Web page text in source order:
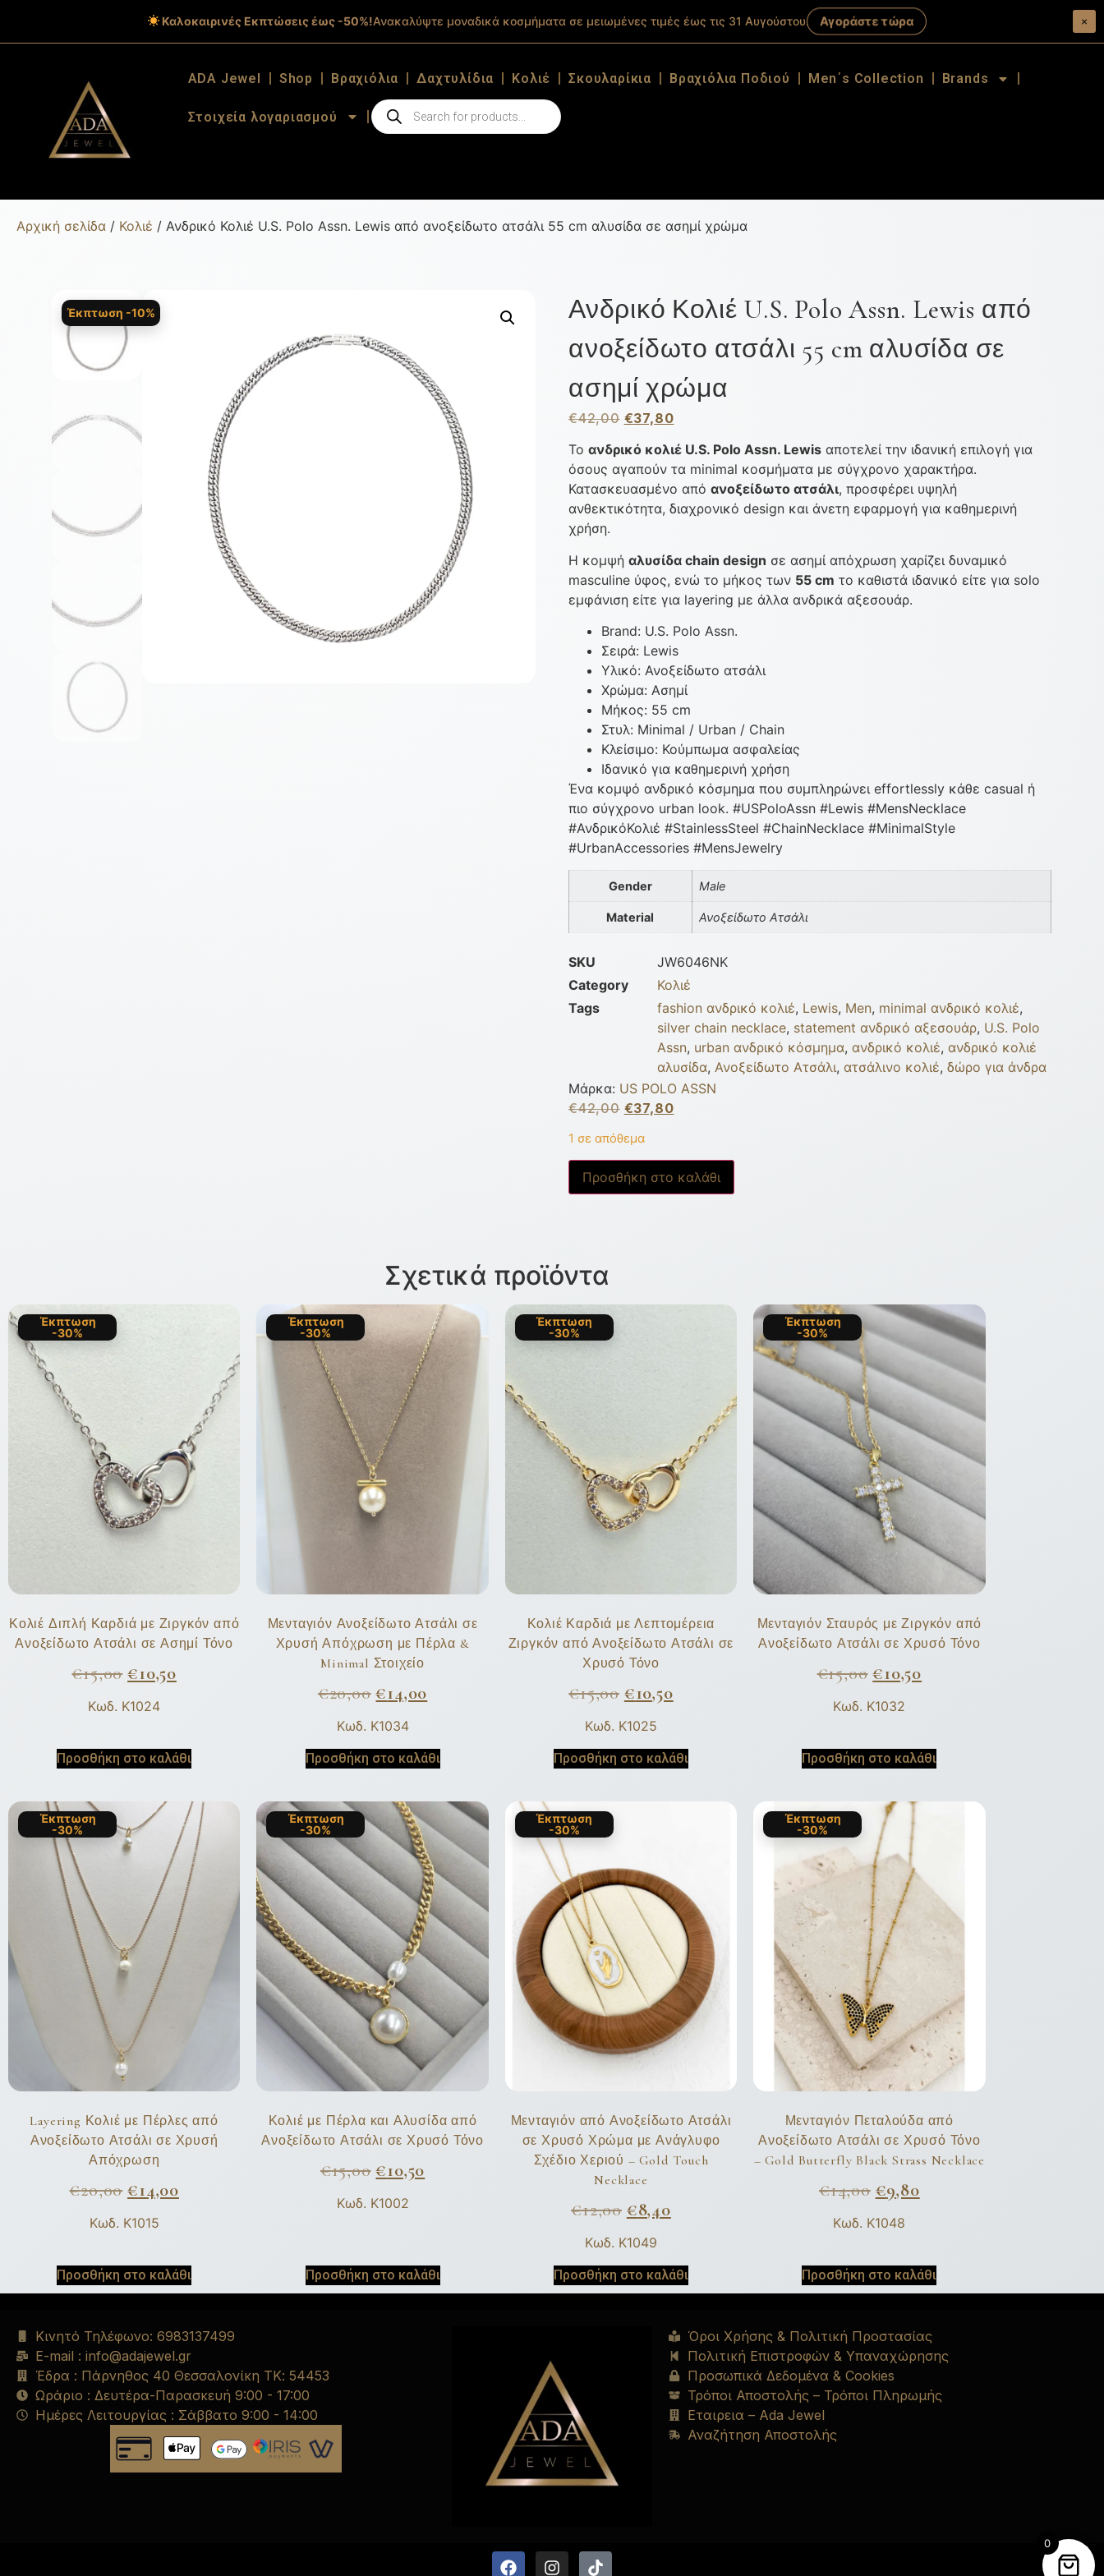
Καλοκαιρινές Εκπτώσεις έως -50%!Ανακαλύψτε μοναδικά κοσμήματα σε μειωμένες τιμές έως τις 31 Αυγούστου. Αγοράστε τώρα ×
ADA Jewel Shop Βραχιόλια Δαχτυλίδια Κολιέ Σκουλαρίκια Βραχιόλια Ποδιού Men΄s Collection Brands
Στοιχεία λογαριασμού
Αρχική σελίδα / Κολιέ / Ανδρικό Κολιέ U.S. Polo Assn. Lewis από ανοξείδωτο ατσάλι 55 cm αλυσίδα σε ασημί χρώμα
Έκπτωση -10%
Ανδρικό Κολιέ U.S. Polo Assn. Lewis από
ανοξείδωτο ατσάλι 55 cm αλυσίδα σε
ασημί χρώμα
€42,00 €37,80
Το ανδρικό κολιέ U.S. Polo Assn. Lewisαποτελεί την ιδανική επιλογή για
όσους αγαπούν τα minimal κοσμήματα με σύγχρονο χαρακτήρα.
Κατασκευασμένο από ανοξείδωτο ατσάλι, προσφέρει υψηλή
ανθεκτικότητα, διαχρονικό design και άνετη εφαρμογή για καθημερινή
χρήση.
Η κομψή αλυσίδα chain design σε ασημί απόχρωση χαρίζει δυναμικό
masculine ύφος, ενώ το μήκος των 55 cm το καθιστά ιδανικό είτε για solo
εμφάνιση είτε για layering με άλλα ανδρικά αξεσουάρ.
Brand: U.S. Polo Assn.
Σειρά: Lewis
Υλικό: Ανοξείδωτο ατσάλι
Χρώμα: Ασημί
Μήκος: 55 cm
Στυλ: Minimal / Urban / Chain
Κλείσιμο: Κούμπωμα ασφαλείας
Ιδανικό για καθημερινή χρήση
Ένα κομψό ανδρικό κόσμημα που συμπληρώνει effortlessly κάθε casual ή
πιο σύγχρονο urban look. #USPoloAssn #Lewis #MensNecklace
#ΑνδρικόΚολιέ #StainlessSteel #ChainNecklace #MinimalStyle
#UrbanAccessories #MensJewelry
Gender Male
Material Ανοξείδωτο Ατσάλι
SKU
JW6046NK
Category
Κολιέ
Tags
fashion ανδρικό κολιέ, Lewis, Men, minimal ανδρικό κολιέ,
silver chain necklace, statement ανδρικό αξεσουάρ, U.S. Polo
Assn, urban ανδρικό κόσμημα, ανδρικό κολιέ, ανδρικό κολιέ
αλυσίδα, Ανοξείδωτο Ατσάλι, ατσάλινο κολιέ, δώρο για άνδρα
Μάρκα: US POLO ASSN
€42,00 €37,80
1 σε απόθεμα
Προσθήκη στο καλάθι
Σχετικά προϊόντα
Έκπτωση
-30%
Κολιέ Διπλή Καρδιά με Ζιργκόν από
Ανοξείδωτο Ατσάλι σε Ασημί Τόνο
€15,00 €10,50
Κωδ. K1024
Προσθήκη στο καλάθι
Έκπτωση
-30%
Μενταγιόν Ανοξείδωτο Ατσάλι σε
Χρυσή Απόχρωση με Πέρλα &
Minimal Στοιχείο
€20,00 €14,00
Κωδ. K1034
Προσθήκη στο καλάθι
Έκπτωση
-30%
Κολιέ Καρδιά με Λεπτομέρεια
Ζιργκόν από Ανοξείδωτο Ατσάλι σε
Χρυσό Τόνο
€15,00 €10,50
Κωδ. K1025
Προσθήκη στο καλάθι
Έκπτωση
-30%
Μενταγιόν Σταυρός με Ζιργκόν από
Ανοξείδωτο Ατσάλι σε Χρυσό Τόνο
€15,00 €10,50
Κωδ. K1032
Προσθήκη στο καλάθι
Έκπτωση
-30%
Layering Κολιέ με Πέρλες από
Ανοξείδωτο Ατσάλι σε Χρυσή
Απόχρωση
€20,00 €14,00
Κωδ. K1015
Προσθήκη στο καλάθι
Έκπτωση
-30%
Κολιέ με Πέρλα και Αλυσίδα από
Ανοξείδωτο Ατσάλι σε Χρυσό Τόνο
€15,00 €10,50
Κωδ. K1002
Προσθήκη στο καλάθι
Έκπτωση
-30%
Μενταγιόν από Ανοξείδωτο Ατσάλι
σε Χρυσό Χρώμα με Ανάγλυφο
Σχέδιο Χεριού – Gold Touch
Necklace
€12,00 €8,40
Κωδ. K1049
Προσθήκη στο καλάθι
Έκπτωση
-30%
Μενταγιόν Πεταλούδα από
Ανοξείδωτο Ατσάλι σε Χρυσό Τόνο
– Gold Butterfly Black Strass Necklace
€14,00 €9,80
Κωδ. K1048
Προσθήκη στο καλάθι
Κινητό Τηλέφωνο: 6983137499
E-mail : info@adajewel.gr
Έδρα : Πάρνηθος 40 Θεσσαλονίκη ΤΚ: 54453
Ωράριο : Δευτέρα-Παρασκευή 9:00 - 17:00
Ημέρες Λειτουργίας : Σάββατο 9:00 - 14:00
Όροι Χρήσης & Πολιτική Προστασίας
Πολιτική Επιστροφών & Υπαναχώρησης
Προσωπικά Δεδομένα & Cookies
Τρόποι Αποστολής – Τρόποι Πληρωμής
Εταιρεια – Ada Jewel
Αναζήτηση Αποστολής
0